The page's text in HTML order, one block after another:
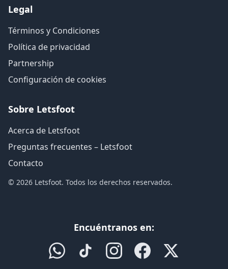
Legal
Términos y Condiciones
Política de privacidad
Partnership
Configuración de cookies
Sobre Letsfoot
Acerca de Letsfoot
Preguntas frecuentes – Letsfoot
Contacto
© 2026 Letsfoot. Todos los derechos reservados.
Encuéntranos en: